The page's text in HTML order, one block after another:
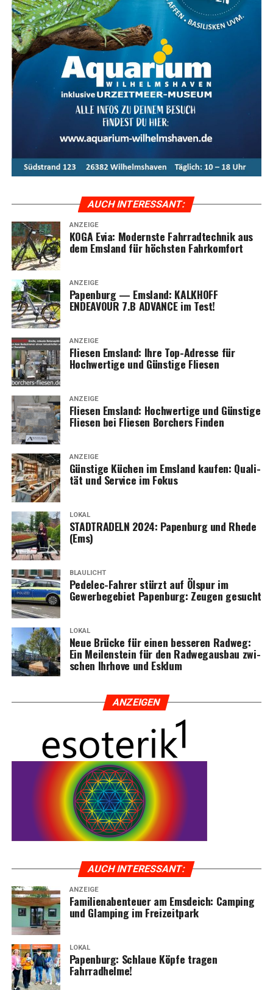
Wahl für Radfahrkomfort
Das KOGA Evia ist die per­fek­te Wahl für alle, die uner­
reich­ten Rad­fahr­kom­fort mit stil­vol­lem Design und
moderns­ter Tech­no­lo­gie ver­bin­den möch­ten. Ent­de­cken
Sie das ulti­ma­ti­ve Fahr­erleb­nis mit dem KOGA Evia und
genie­ßen Sie jede Fahrt in vol­len Zügen.
Das KOGA Evia bie­tet ulti­ma­ti­ven Fahr­rad­
kom­fort, kom­bi­niert mit inno­va­ti­ver Tech­no­lo­gie und
stil­vol­lem Design. Ent­de­cken Sie die Vor­tei­le und Model­
le der Evia-Serie im Ems­land und erle­ben Sie moder­nen
AUCH INTER­ES­SANT:
ANZEIGE
KOGA Evia: Moderns­te Fahr­rad­tech­nik aus
dem Ems­land für höchs­ten Fahrkomfort
ANZEIGE
Papen­burg — Ems­land: KALKHOFF
ENDEAVOUR 7.B ADVANCE im Test!
ANZEIGE
Flie­sen Ems­land: Ihre Top-Adres­se für
Hoch­wer­ti­ge und Güns­ti­ge Fliesen
ANZEIGE
Flie­sen Ems­land: Hoch­wer­ti­ge und Güns­ti­ge
Flie­sen bei Flie­sen Bor­chers Finden
ANZEIGE
Güns­ti­ge Küchen im Ems­land kau­fen: Qua­li­
tät und Ser­vice im Fokus
LOKAL
STADTRADELN 2024: Papen­burg und Rhe­de
(Ems)
BLAULICHT
Pedelec-Fah­rer stürzt auf Ölspur im
Gewer­be­ge­biet Papen­burg: Zeu­gen gesucht
LOKAL
Neue Brü­cke für einen bes­se­ren Rad­weg:
Ein Mei­len­stein für den Rad­weg­aus­bau zwi­
schen Ihr­ho­ve und Esklum
ANZEI­GEN
AUCH INTER­ES­SANT:
ANZEIGE
Fami­li­en­aben­teu­er am Ems­deich: Cam­ping
und Glam­ping im Freizeitpark
LOKAL
Papen­burg: Schlaue Köp­fe tra­gen
Fahrradhelme!